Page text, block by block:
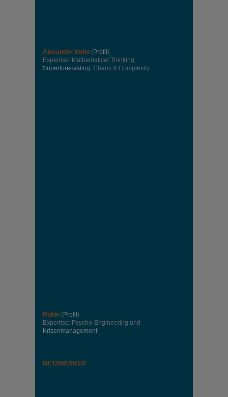
Alexander Kuhn (Profil )
Expertise: Mathematical Thinking,
Superforecasting, Chaos & Complexity
Robin (Profil )
Expertise: Psycho-Engineering und
Krisenmanagement
NETZWERKER